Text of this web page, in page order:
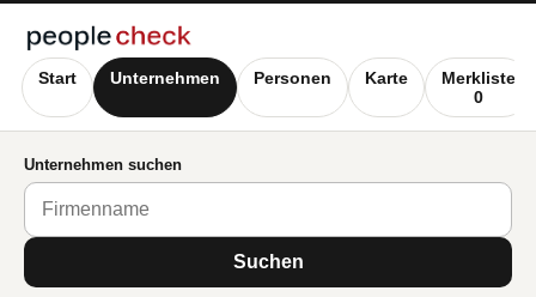
Start Unternehmen Personen Karte
Merkliste
0
Unternehmen suchen
Suchen